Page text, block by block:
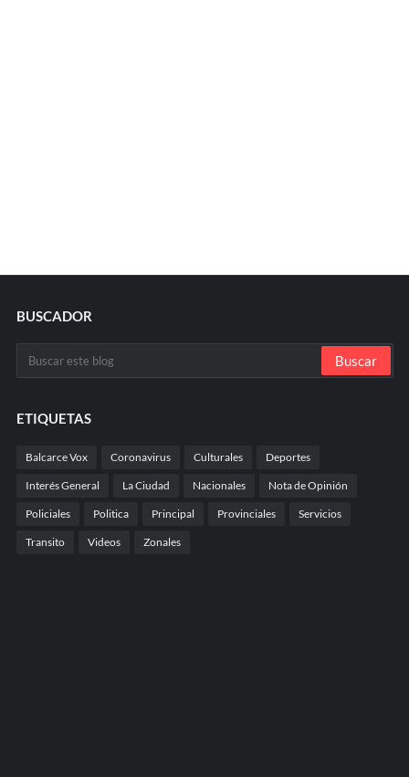
BUSCADOR
ETIQUETAS
Balcarce Vox Coronavirus Culturales Deportes
Interés General La Ciudad Nacionales Nota de Opinión
Policiales Politica Principal Provinciales Servicios
Transito Videos Zonales